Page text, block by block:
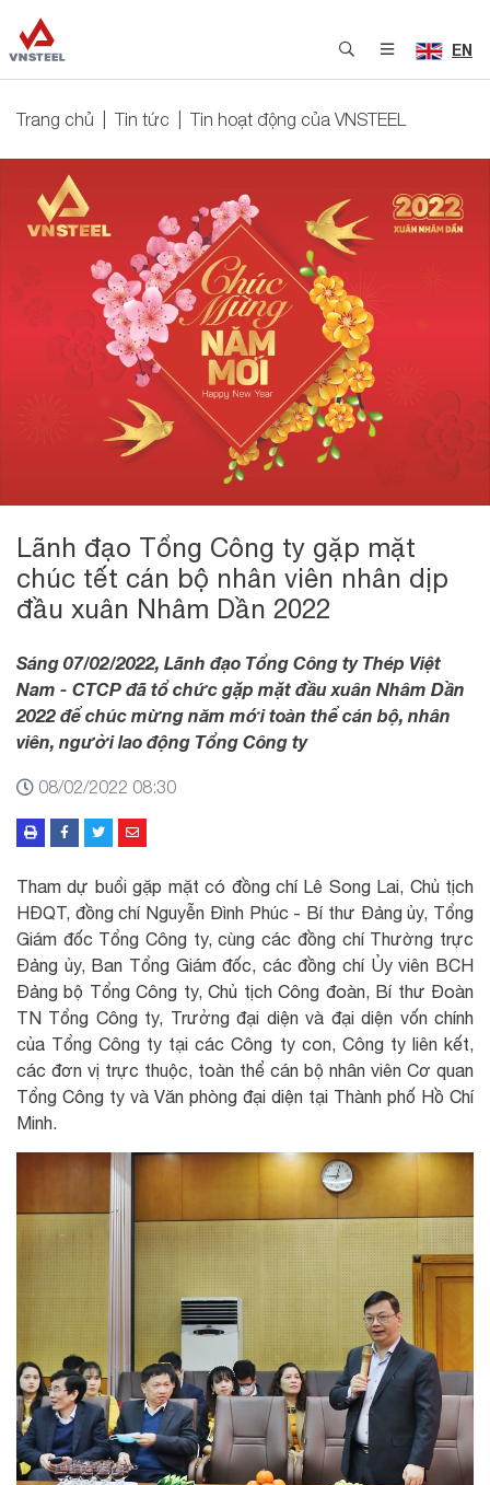
EN
Trang chủ Tin tức Tin hoạt động của VNSTEEL
Lãnh đạo Tổng Công ty gặp mặt
chúc tết cán bộ nhân viên nhân dịp
đầu xuân Nhâm Dần 2022
Sáng 07/02/2022, Lãnh đạo Tổng Công ty Thép Việt
Nam - CTCP đã tổ chức gặp mặt đầu xuân Nhâm Dần
2022 để chúc mừng năm mới toàn thể cán bộ, nhân
viên, người lao động Tổng Công ty
08/02/2022 08:30
Tham dự buổi gặp mặt có đồng chí Lê Song Lai, Chủ tịch
HĐQT, đồng chí Nguyễn Đình Phúc - Bí thư Đảng ủy, Tổng
Giám đốc Tổng Công ty, cùng các đồng chí Thường trực
Đảng ủy, Ban Tổng Giám đốc, các đồng chí Ủy viên BCH
Đảng bộ Tổng Công ty, Chủ tịch Công đoàn, Bí thư Đoàn
TN Tổng Công ty, Trưởng đại diện và đại diện vốn chính
của Tổng Công ty tại các Công ty con, Công ty liên kết,
các đơn vị trực thuộc, toàn thể cán bộ nhân viên Cơ quan
Tổng Công ty và Văn phòng đại diện tại Thành phố Hồ Chí
Minh.